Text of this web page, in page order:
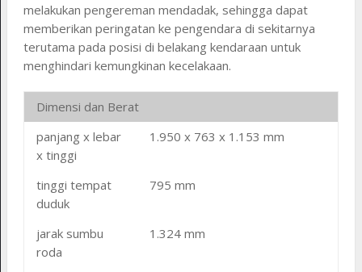
melakukan pengereman mendadak, sehingga dapat
memberikan peringatan ke pengendara di sekitarnya
terutama pada posisi di belakang kendaraan untuk
menghindari kemungkinan kecelakaan.
Dimensi dan Berat
panjang x lebar
x tinggi
1.950 x 763 x 1.153 mm
tinggi tempat
duduk
795 mm
jarak sumbu
roda
1.324 mm